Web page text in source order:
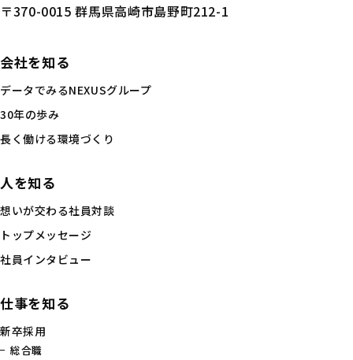
〒370-0015 群馬県高崎市島野町212-1
会社を知る
データでみるNEXUSグループ
30年の歩み
長く働ける環境づくり
人を知る
想いが交わる社員対談
トップメッセージ
社員インタビュー
仕事を知る
新卒採用
総合職